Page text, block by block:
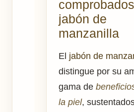
jabón de
manzanilla
El jabón de
distingue por su
gama de
la piel,